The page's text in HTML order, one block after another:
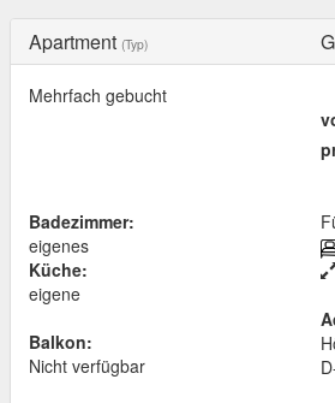
Apartment (Typ)
Mehrfach gebucht
Badezimmer:
eigenes
Küche:
eigene
Balkon:
Nicht verfügbar
D